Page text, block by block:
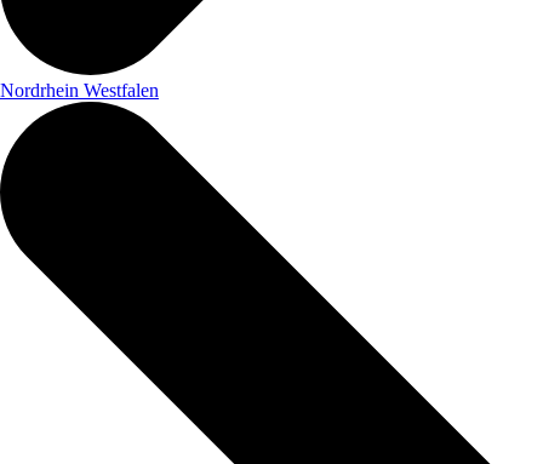
Nordrhein Westfalen